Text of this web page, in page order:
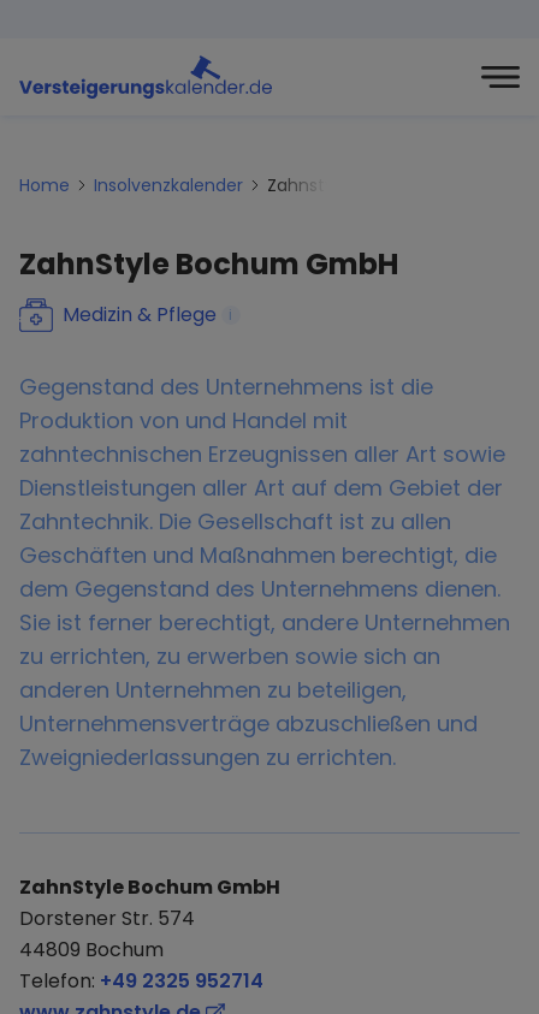
Home Insolvenzkalender Zahnstyle-bochum-gmbh
ZahnStyle Bochum GmbH
Medizin & Pflege i
Gegenstand des Unternehmens ist die
Produktion von und Handel mit
zahntechnischen Erzeugnissen aller Art sowie
Dienstleistungen aller Art auf dem Gebiet der
Zahntechnik. Die Gesellschaft ist zu allen
Geschäften und Maßnahmen berechtigt, die
dem Gegenstand des Unternehmens dienen.
Sie ist ferner berechtigt, andere Unternehmen
zu errichten, zu erwerben sowie sich an
anderen Unternehmen zu beteiligen,
Unternehmensverträge abzuschließen und
Zweigniederlassungen zu errichten.
ZahnStyle Bochum GmbH
Dorstener Str. 574
44809 Bochum
Telefon: +49 2325 952714